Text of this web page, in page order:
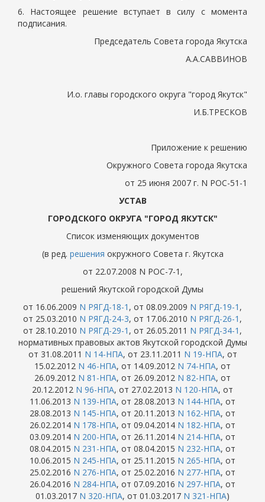
6. Настоящее решение вступает в силу с момента
подписания.
Председатель Совета города Якутска
А.А.САВВИНОВ
И.о. главы городского округа "город Якутск"
И.Б.ТРЕСКОВ
Приложение к решению
Окружного Совета города Якутска
от 25 июня 2007 г. N РОС-51-1
УСТАВ
ГОРОДСКОГО ОКРУГА "ГОРОД ЯКУТСК"
Список изменяющих документов
(в ред. решения окружного Совета г. Якутска
от 22.07.2008 N РОС-7-1,
решений Якутской городской Думы
от 16.06.2009 N РЯГД-18-1 , от 08.09.2009 N РЯГД-19-1 ,
от 25.03.2010 N РЯГД-24-3, от 17.06.2010 N РЯГД-26-1 ,
от 28.10.2010 N РЯГД-29-1 , от 26.05.2011 N РЯГД-34-1 ,
нормативных правовых актов Якутской городской Думы
от 31.08.2011 N 14-НПА, от 23.11.2011 N 19-НПА, от
15.02.2012 N 46-НПА, от 14.09.2012 N 74-НПА, от
26.09.2012 N 81-НПА, от 26.09.2012 N 82-НПА, от
20.12.2012 N 96-НПА, от 27.02.2013 N 120-НПА, от
11.06.2013 N 139-НПА, от 28.08.2013 N 144-НПА, от
28.08.2013 N 145-НПА, от 20.11.2013 N 162-НПА, от
26.02.2014 N 178-НПА, от 09.04.2014 N 182-НПА, от
03.09.2014 N 200-НПА, от 26.11.2014 N 214-НПА, от
08.04.2015 N 231-НПА, от 08.04.2015 N 232-НПА, от
10.06.2015 N 245-НПА, от 25.11.2015 N 265-НПА, от
25.02.2016 N 276-НПА, от 25.02.2016 N 277-НПА, от
26.04.2016 N 284-НПА, от 07.09.2016 N 297-НПА, от
01.03.2017 N 320-НПА, от 01.03.2017 N 321-НПА)